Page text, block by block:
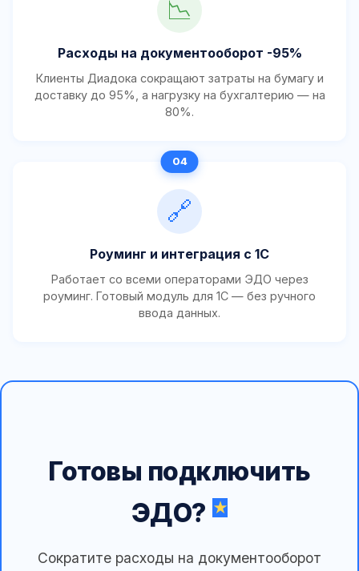
📉
Расходы на документооборот -95%
Клиенты Диадока сокращают затраты на бумагу и
доставку до 95%, а нагрузку на бухгалтерию — на
80%.
🔗
Роуминг и интеграция с 1С
Работает со всеми операторами ЭДО через
роуминг. Готовый модуль для 1С — без ручного
ввода данных.
Готовы подключить
ЭДО?
Сократите расходы на документооборот